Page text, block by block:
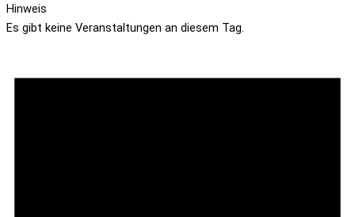
Hinweis
Es gibt keine Veranstaltungen an diesem Tag.